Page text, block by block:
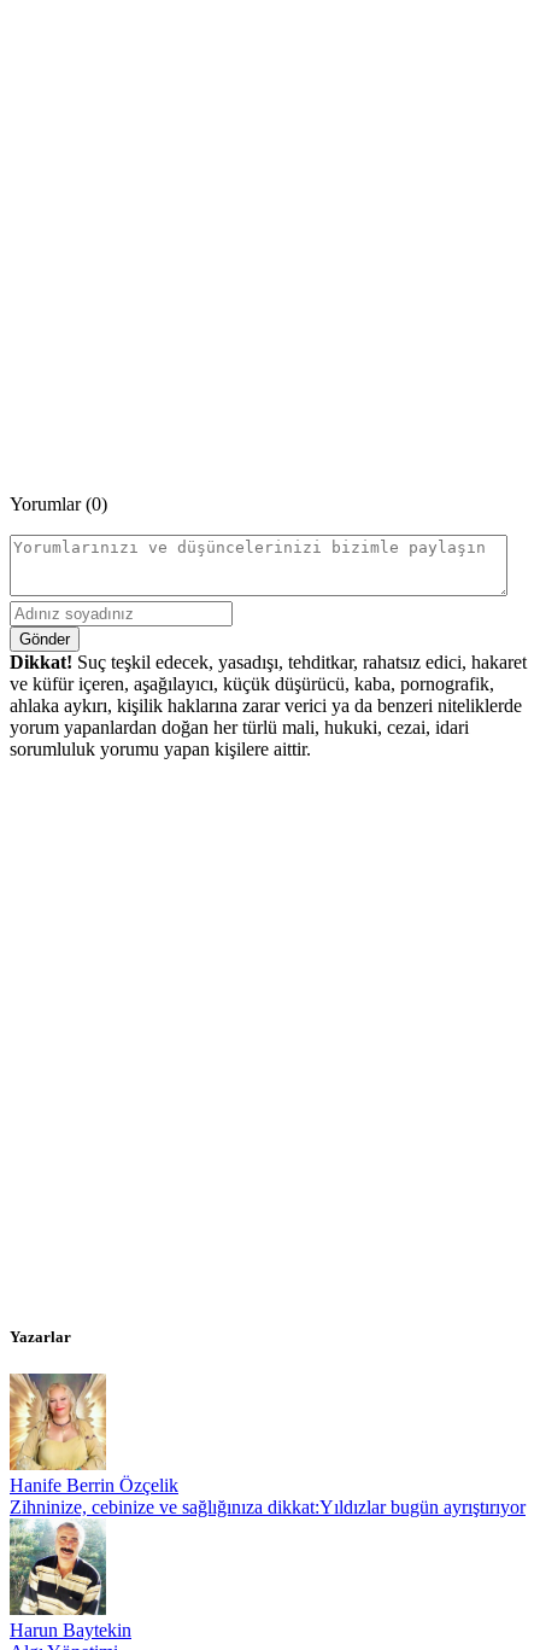
Yorumlar (0)
Gönder
Dikkat! Suç teşkil edecek, yasadışı, tehditkar, rahatsız edici, hakaret
ve küfür içeren, aşağılayıcı, küçük düşürücü, kaba, pornografik,
ahlaka aykırı, kişilik haklarına zarar verici ya da benzeri niteliklerde
yorum yapanlardan doğan her türlü mali, hukuki, cezai, idari
sorumluluk yorumu yapan kişilere aittir.
Yazarlar
Hanife Berrin Özçelik
Zihninize, cebinize ve sağlığınıza dikkat:Yıldızlar bugün ayrıştırıyor
Harun Baytekin